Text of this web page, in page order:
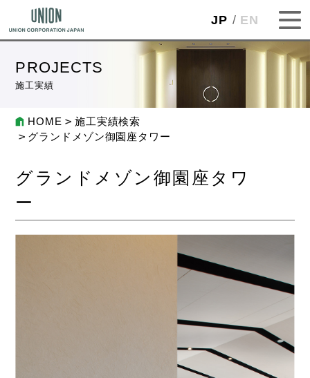
JP EN
PROJECTS
施工実績
HOME
施工実績検索
グランドメゾン御園座タワー
グランドメゾン御園座タワ
ー